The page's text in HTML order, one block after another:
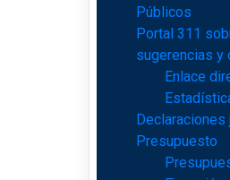
Públicos
Portal 311
sugerencias y
Enlace
Declaraciones
Presupuesto